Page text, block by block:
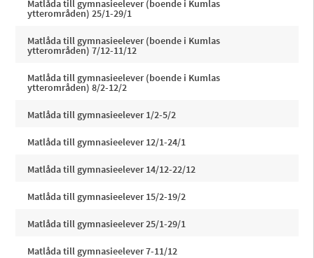
Matlåda till gymnasieelever (boende i Kumlas
ytterområden) 25/1-29/1
Matlåda till gymnasieelever (boende i Kumlas
ytterområden) 7/12-11/12
Matlåda till gymnasieelever (boende i Kumlas
ytterområden) 8/2-12/2
Matlåda till gymnasieelever 1/2-5/2
Matlåda till gymnasieelever 12/1-24/1
Matlåda till gymnasieelever 14/12-22/12
Matlåda till gymnasieelever 15/2-19/2
Matlåda till gymnasieelever 25/1-29/1
Matlåda till gymnasieelever 7-11/12